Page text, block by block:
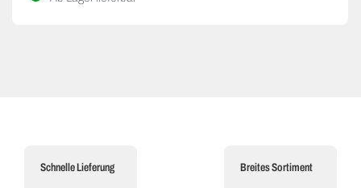
Schnelle Lieferung Breites Sortiment